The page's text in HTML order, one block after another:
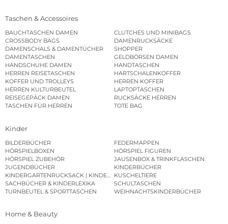
Taschen & Accessoires
BAUCHTASCHEN DAMEN
CLUTCHES UND MINIBAGS
CROSSBODY BAGS
DAMENRUCKSÄCKE
DAMENSCHALS & DAMENTÜCHER
SHOPPER
DAMENTASCHEN
GELDBÖRSEN DAMEN
HANDSCHUHE DAMEN
HANDTASCHEN
HERREN REISETASCHEN
HARTSCHALENKOFFER
KOFFER UND TROLLEYS
HERREN KOFFER
HERREN KULTURBEUTEL
LAPTOPTASCHEN
REISEGEPÄCK DAMEN
RUCKSÄCKE HERREN
TASCHEN FÜR HERREN
TOTE BAG
Kinder
BILDERBÜCHER
FEDERMAPPEN
HÖRSPIELBOXEN
HÖRSPIEL FIGUREN
HÖRSPIEL ZUBEHÖR
JAUSENBOX & TRINKFLASCHEN
JUGENDBÜCHER
KINDERBÜCHER
KINDERGARTENRUCKSACK | KINDERGARTENBEUTEL
KUSCHELTIERE
SACHBÜCHER & KINDERLEXIKA
SCHULTASCHEN
TURNBEUTEL & SPORTTASCHEN
WEIHNACHTSKINDERBÜCHER
Home & Beauty